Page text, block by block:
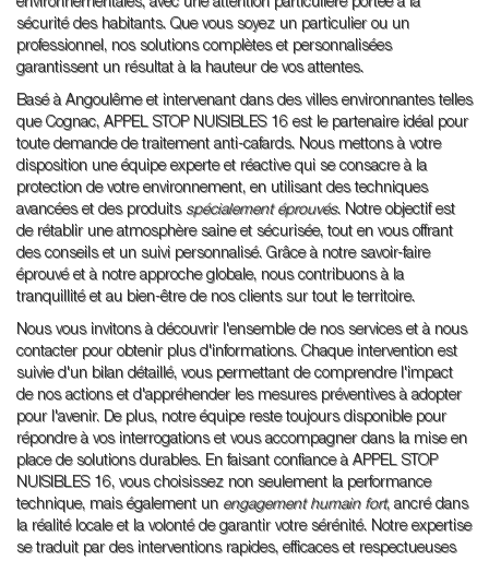
environnementales, avec une attention particulière portée à la
sécurité des habitants. Que vous soyez un particulier ou un
professionnel, nos solutions complètes et personnalisées
garantissent un résultat à la hauteur de vos attentes.
Basé à Angoulême et intervenant dans des villes environnantes telles
que Cognac, APPEL STOP NUISIBLES 16 est le partenaire idéal pour
toute demande de traitement anti-cafards. Nous mettons à votre
disposition une équipe experte et réactive qui se consacre à la
protection de votre environnement, en utilisant des techniques
avancées et des produits spécialement éprouvés. Notre objectif est
de rétablir une atmosphère saine et sécurisée, tout en vous offrant
des conseils et un suivi personnalisé. Grâce à notre savoir-faire
éprouvé et à notre approche globale, nous contribuons à la
tranquillité et au bien-être de nos clients sur tout le territoire.
Nous vous invitons à découvrir l'ensemble de nos services et à nous
contacter pour obtenir plus d'informations. Chaque intervention est
suivie d'un bilan détaillé, vous permettant de comprendre l'impact
de nos actions et d'appréhender les mesures préventives à adopter
pour l'avenir. De plus, notre équipe reste toujours disponible pour
répondre à vos interrogations et vous accompagner dans la mise en
place de solutions durables. En faisant confiance à APPEL STOP
NUISIBLES 16, vous choisissez non seulement la performance
technique, mais également un engagement humain fort, ancré dans
la réalité locale et la volonté de garantir votre sérénité. Notre expertise
se traduit par des interventions rapides, efficaces et respectueuses